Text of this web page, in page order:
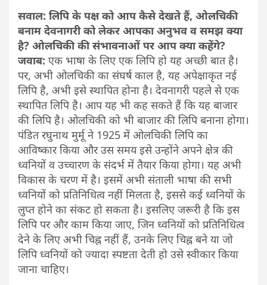
सवाल: लिपि के पक्ष को आप कैसे देखते हैं, ओलचिकी
बनाम देवनागरी को लेकर आपका अनुभव व समझ क्या
है? ओलचिकी की संभावनाओं पर आप क्या कहेंगे?
जवाब: एक भाषा के लिए एक लिपि हो यह अच्छी बात है।
पर, अभी ओलचिकी का संघर्ष काल है, यह अपेक्षाकृत नई
लिपि है, अभी इसे स्थापित होना है। देवनागरी पहले से एक
स्थापित लिपि है। आप यह भी कह सकते हैं कि यह बाजार
की लिपि है। ओलचिकी को भी बाजार की लिपि बनाना होगा।
पंडित रघुनाथ मुर्मू ने 1925 में ओलचिकी लिपि का
आविष्कार किया और उस समय इसे उन्होंने अपने क्षेत्र की
ध्वनियों व उच्चारण के संदर्भ में तैयार किया होगा। यह अभी
विकास के चरण में है। इसमें अभी संताली भाषा की सभी
ध्वनियों को प्रतिनिधित्व नहीं मिलता है, इससे कई ध्वनियों के
लुप्त होने का संकट हो सकता है। इसलिए जरूरी है कि इस
लिपि पर और काम किया जाए, जिन ध्वनियों को प्रतिनिधित्व
देने के लिए अभी चिह्न नहीं हैं, उनके लिए चिह्न बने या जो
लिपि ध्वनियों को ज्यादा स्पष्टता देती हो उसे स्वीकार किया
जाना चाहिए।